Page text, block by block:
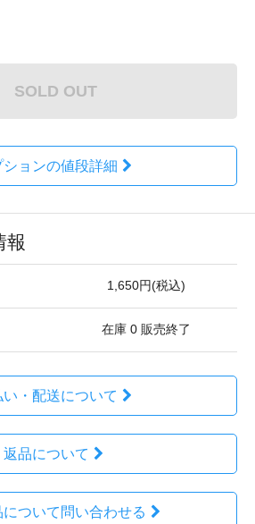
SOLD OUT
ションの値段詳細
報
1,650円(税込)
在庫 0 販売終了
い・配送について
返品について
について問い合わせる